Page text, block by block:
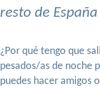
resto de
¿Por qué tengo que
pesados/as de noche
puedes hacer amigos o